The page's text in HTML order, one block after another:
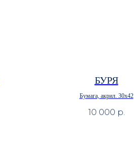
БУРЯ
Бумага, акрил. 30х42
10 000 р.